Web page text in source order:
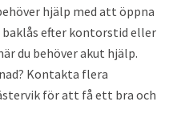
hjälp med att öppna
efter kontorstid eller
du behöver akut hjälp.
Kontakta flera
för att få ett bra och